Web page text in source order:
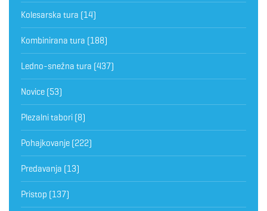
Kolesarska tura (14)
Kombinirana tura (188)
Ledno-snežna tura (437)
Novice (53)
Plezalni tabori (8)
Pohajkovanje (222)
Predavanja (13)
Pristop (137)